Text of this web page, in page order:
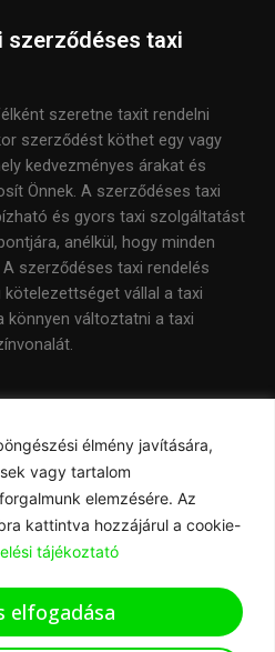
élmény javítására,
vagy tartalom
elemzésére. Az
kattintva hozzájárul a cookie-
tájékoztató
elfogadása
szerződéses taxi
szeretne taxit rendelni
szerződést köthet egy vagy
kedvezményes árakat és
Önnek. A szerződéses taxi
és gyors taxi szolgáltatást
anélkül, hogy minden
szerződéses taxi rendelés
vállal a taxi
könnyen változtatni a taxi